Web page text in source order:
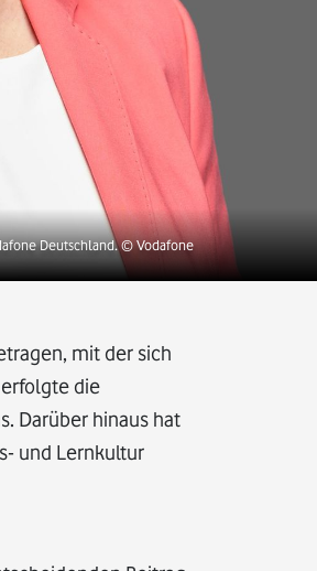
Deutschland.© Vodafone
mit der sich
die
Darüber hinaus hat
und Lernkultur